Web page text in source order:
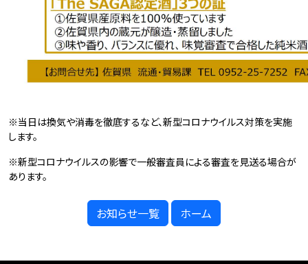
※当日は換気や消毒を徹底するなど、新型コロナウイルス対策を実施
します。
※新型コロナウイルスの影響で一般審査員による審査を見送る場合が
あります。
お知らせ一覧 ホーム